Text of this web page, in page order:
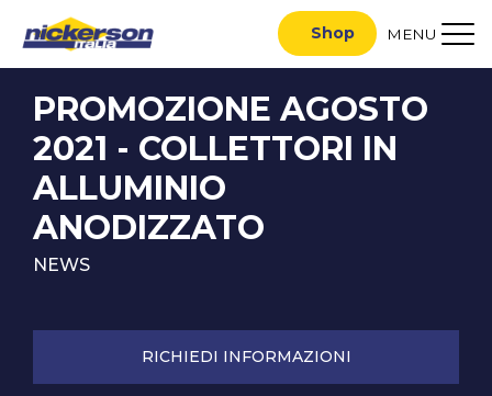
Shop MENU
PROMOZIONE AGOSTO
2021 - COLLETTORI IN
ALLUMINIO
ANODIZZATO
NEWS
RICHIEDI INFORMAZIONI